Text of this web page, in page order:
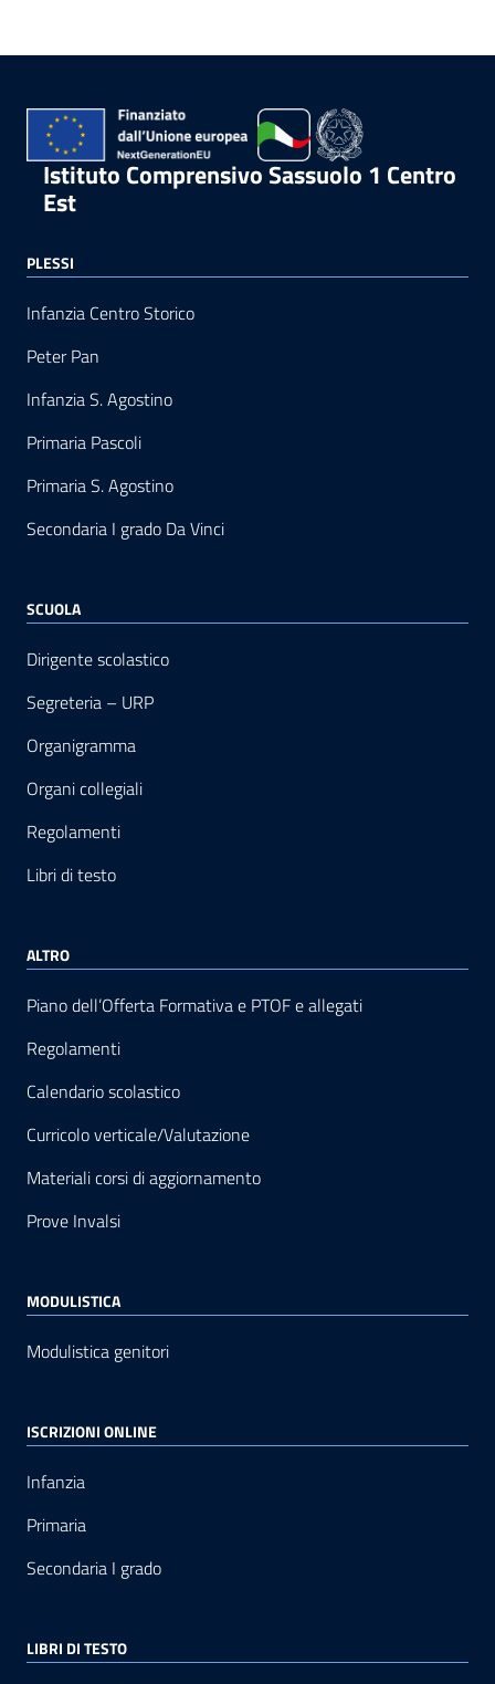
Istituto Comprensivo Sassuolo 1 Centro
Est
PLESSI
Infanzia Centro Storico
Peter Pan
Infanzia S. Agostino
Primaria Pascoli
Primaria S. Agostino
Secondaria I grado Da Vinci
SCUOLA
Dirigente scolastico
Segreteria – URP
Organigramma
Organi collegiali
Regolamenti
Libri di testo
ALTRO
Piano dell’Offerta Formativa e PTOF e allegati
Regolamenti
Calendario scolastico
Curricolo verticale/Valutazione
Materiali corsi di aggiornamento
Prove Invalsi
MODULISTICA
Modulistica genitori
ISCRIZIONI ONLINE
Infanzia
Primaria
Secondaria I grado
LIBRI DI TESTO